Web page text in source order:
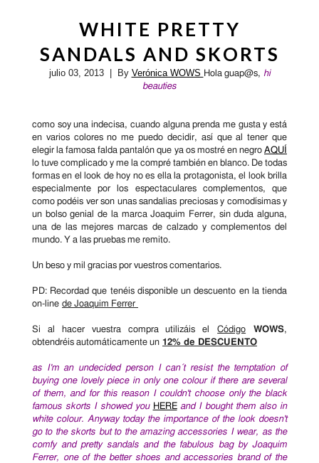
WHITE PRETTY
SANDALS AND SKORTS
julio 03, 2013| By Verónica WOWS Hola guap@s, hi
beauties
como soy una indecisa, cuando alguna prenda me gusta y está
en varios colores no me puedo decidir, así que al tener que
elegir la famosa falda pantalón que ya os mostré en negro AQUÍ
lo tuve complicado y me la compré también en blanco. De todas
formas en el look de hoy no es ella la protagonista, el look brilla
especialmente por los espectaculares complementos, que
como podéis ver son unas sandalias preciosas y comodísimas y
un bolso genial de la marca Joaquim Ferrer, sin duda alguna,
una de las mejores marcas de calzado y complementos del
mundo. Y a las pruebas me remito.
Un beso y mil gracias por vuestros comentarios.
PD: Recordad que tenéis disponible un descuento en la tienda
on-line de Joaquim Ferrer
Si al hacer vuestra compra utilizáis elCódigo WOWS,
obtendréis automáticamente un 12% de DESCUENTO
as I'm an undecided person I can´t resist the temptation of
buying one lovely piece in only one colour if there are several
of them, and for this reason I couldn't choose only the black
famous skorts I showed you HERE and I bought them also in
white colour. Anyway today the importance of the look doesn't
go to the skorts but to the amazing accessories I wear, as the
comfy and pretty sandals and the fabulous bag by Joaquim
Ferrer, one of the better shoes and accessories brand of the